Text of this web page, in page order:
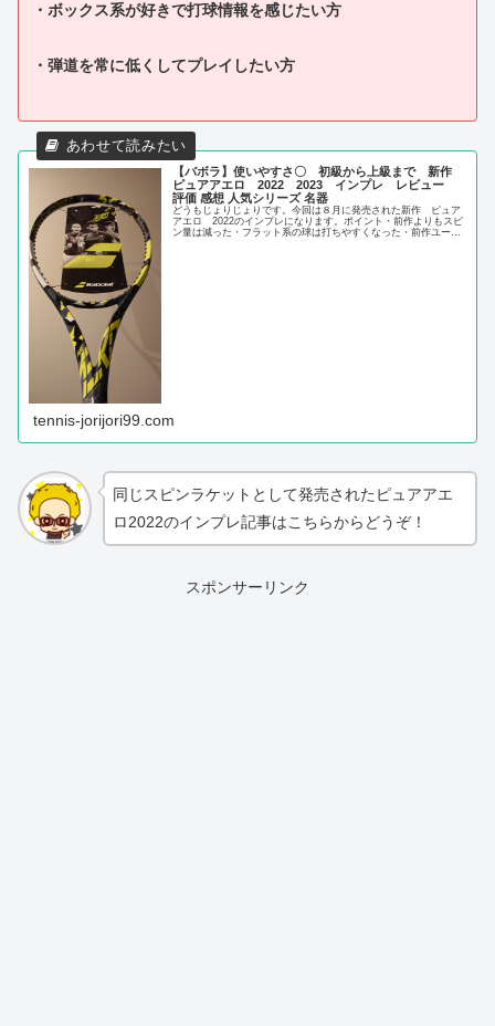
・ボックス系が好きで打球情報を感じたい方
・弾道を常に低くしてプレイしたい方
【バボラ】使いやすさ〇 初級から上級まで 新作
ピュアアエロ 2022 2023 インプレ レビュー
評価 感想 人気シリーズ 名器
どうもじょりじょりです。今回は８月に発売された新作 ピュア
アエロ 2022のインプレになります。ポイント・前作よりもスピ
ン量は減った・フラット系の球は打ちやすくなった・前作ユーザ
tennis-jorijori99.com
同じスピンラケットとして発売されたピュアアエ
ロ2022のインプレ記事はこちらからどうぞ！
スポンサーリンク